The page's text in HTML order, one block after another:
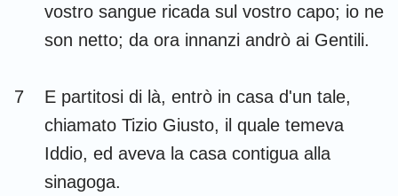
vostro sangue ricada sul vostro capo; io ne
son netto; da ora innanzi andrò ai Gentili.
7
E partitosi di là, entrò in casa d'un tale,
chiamato Tizio Giusto, il quale temeva
Iddio, ed aveva la casa contigua alla
sinagoga.